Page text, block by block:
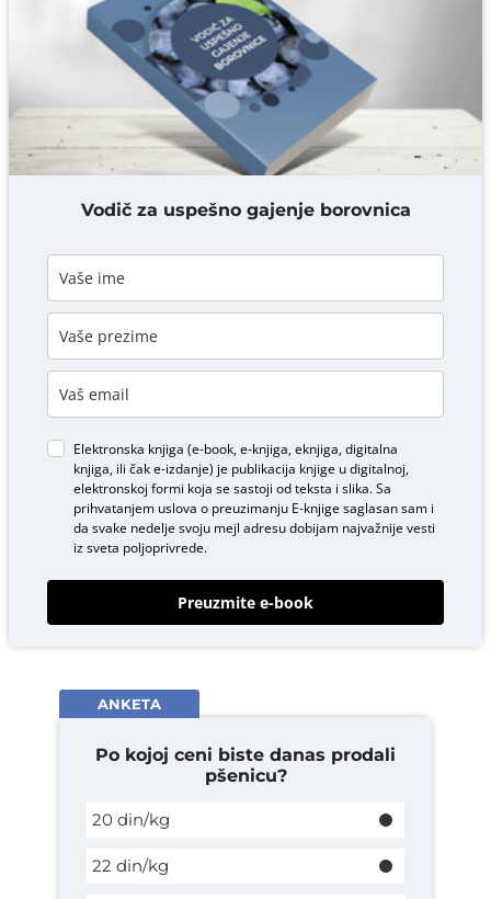
Komentar* obavezno
DODAJ KOMENTAR
Vodič za uspešno gajenje borovnica
Elektronska knjiga (e-book, e-knjiga, eknjiga, digitalna
knjiga, ili čak e-izdanje) je publikacija knjige u digitalnoj,
elektronskoj formi koja se sastoji od teksta i slika. Sa
prihvatanjem uslova o preuzimanju E-knjigesaglasan sam i
da svake nedelje svoju mejl adresu dobijam najvažnije vesti
iz sveta poljoprivrede.
Preuzmite e-book
ANKETA
Po kojoj ceni biste danas prodali
pšenicu?
20 din/kg
22 din/kg